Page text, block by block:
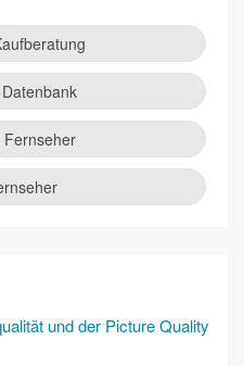
Fernseher
und der Picture Quality